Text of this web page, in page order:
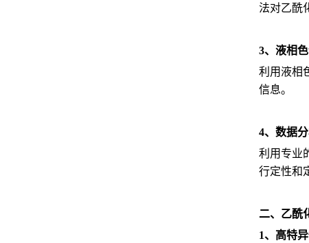
法对乙酰
3、液相
利用液相
信息。
4、数据
利用专业
行定性和
二、乙酰
1、高特